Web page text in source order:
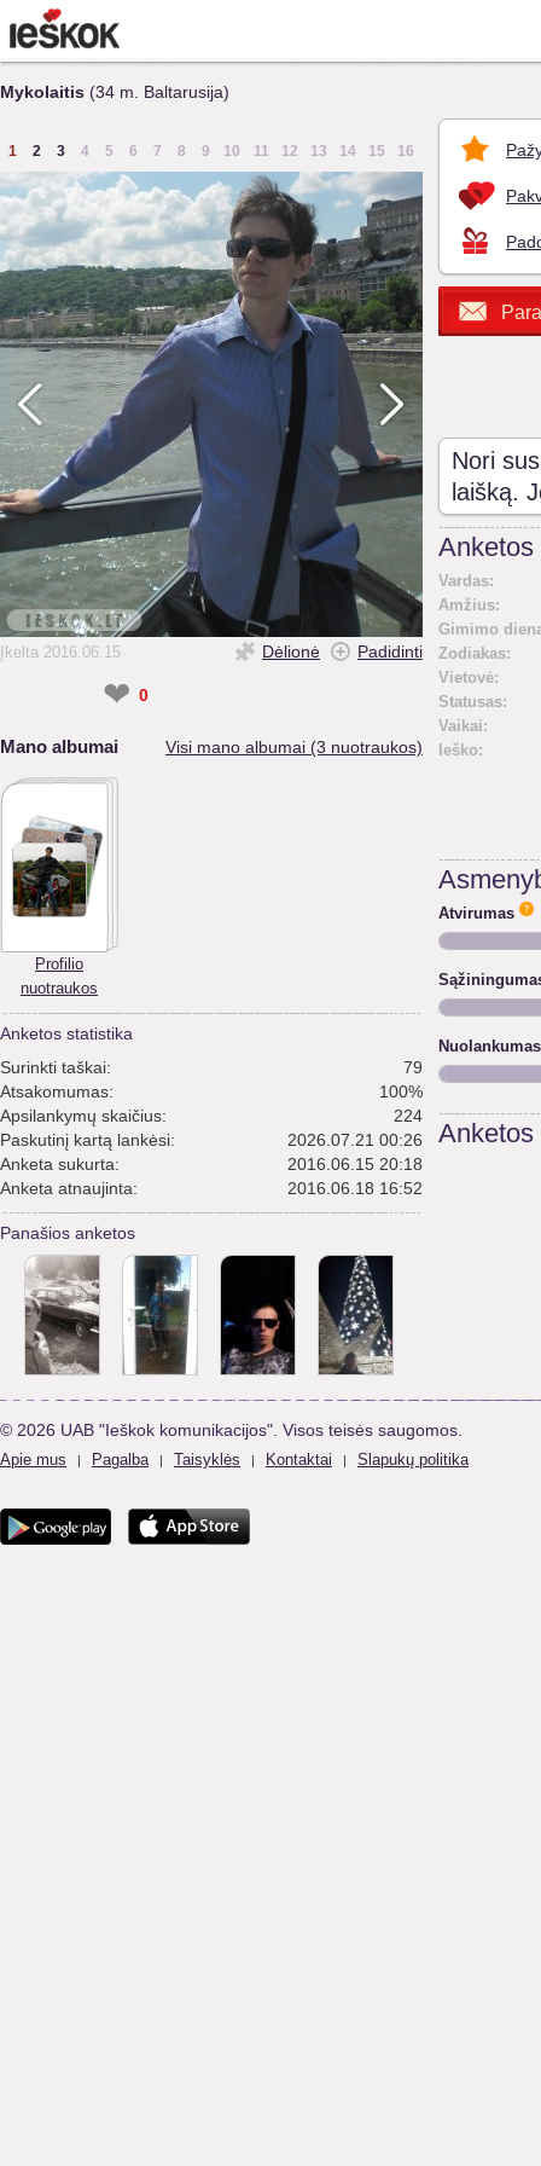
Mykolaitis (34 m. Baltarusija)
1 2 3 4 5 6 7 8 9 10 11 12 13 14 15 16
Įkelta 2016.06.15 Dėlionė Padidinti
❤ 0
Mano albumai Visi mano albumai (3 nuotraukos)
Profilio
nuotraukos
Anketos statistika
Surinkti taškai:
79
Atsakomumas:
100%
Apsilankymų skaičius:
224
Paskutinį kartą lankėsi:
2026.07.21 00:26
Anketa sukurta:
2016.06.15 20:18
Anketa atnaujinta:
2016.06.18 16:52
Panašios anketos
Nori
laišką.
Anketos
Vardas:
Amžius:
Gimimo
Zodiakas:
Vietovė:
Statusas:
Vaikai:
Ieško:
Atvirumas
Nuolankumas
Anketos
© 2026 UAB "Ieškok komunikacijos". Visos teisės saugomos.
Apie mus | Pagalba | Taisyklės | Kontaktai | Slapukų politika